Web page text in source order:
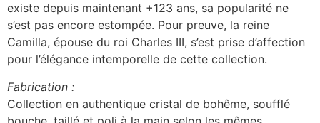
existe depuis maintenant +123 ans, sa popularité ne
s’est pas encore estompée. Pour preuve, la reine
Camilla, épouse du roi Charles III, s’est prise d’affection
pour l’élégance intemporelle de cette collection.
Fabrication :
Collection en authentique cristal de bohême, soufflé